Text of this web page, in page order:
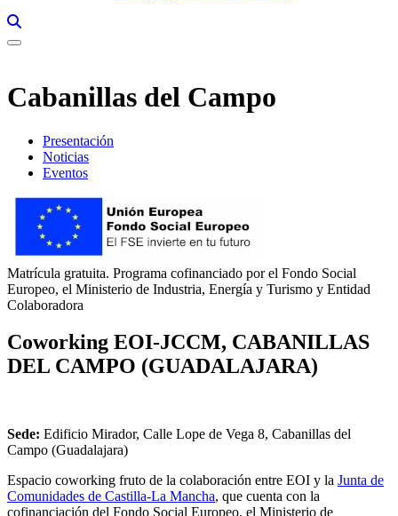
Cabanillas del Campo
Presentación
Noticias
Eventos
Matrícula gratuita. Programa cofinanciado por el Fondo Social
Europeo, el Ministerio de Industria, Energía y Turismo y Entidad
Colaboradora
Coworking EOI-JCCM, CABANILLAS
DEL CAMPO (GUADALAJARA)
Sede: Edificio Mirador, Calle Lope de Vega 8, Cabanillas del
Campo (Guadalajara)
Espacio coworking fruto de la colaboración entre EOI y la Junta de
Comunidades de Castilla-La Mancha, que cuenta con la
cofinanciación del Fondo Social Europeo, el Ministerio de